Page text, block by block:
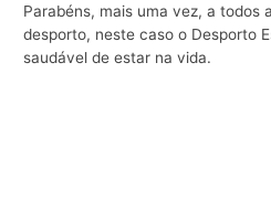
Parabéns, mais uma vez, a todos
desporto, neste caso o Desporto
saudável de estar na vida.